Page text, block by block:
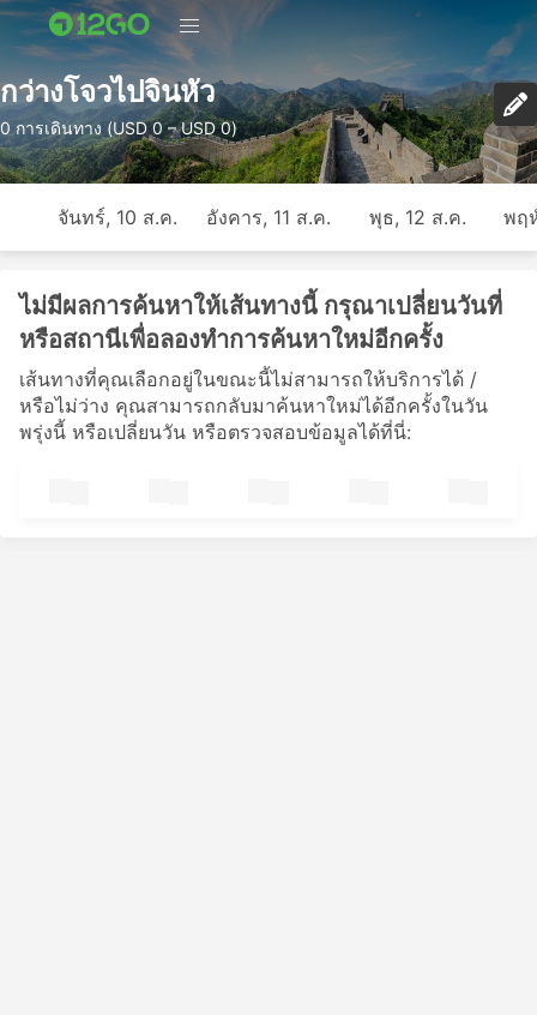
กว่างโจวไปจินหัว
0 การเดินทาง (USD 0 – USD 0)
จันทร์, 10 ส.ค. อังคาร, 11 ส.ค. พุธ, 12 ส.ค. พฤ
ไม่มีผลการค้นหาให้เส้นทางนี้ กรุณาเปลี่ยนวันที่
หรือสถานีเพื่อลองทำการค้นหาใหม่อีกครั้ง
เส้นทางที่คุณเลือกอยู่ในขณะนี้ไม่สามารถให้บริการได้ /
หรือไม่ว่าง คุณสามารถกลับมาค้นหาใหม่ได้อีกครั้งในวัน
พรุ่งนี้ หรือเปลี่ยนวัน หรือตรวจสอบข้อมูลได้ที่นี่: